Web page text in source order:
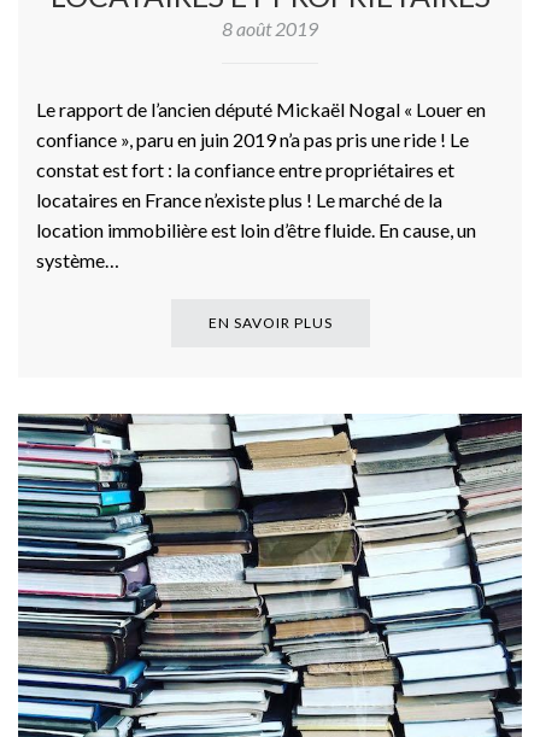
8 août 2019
Le rapport de l’ancien député Mickaël Nogal « Louer en
confiance », paru en juin 2019 n’a pas pris une ride ! Le
constat est fort : la confiance entre propriétaires et
locataires en France n’existe plus ! Le marché de la
location immobilière est loin d’être fluide. En cause, un
système…
EN SAVOIR PLUS